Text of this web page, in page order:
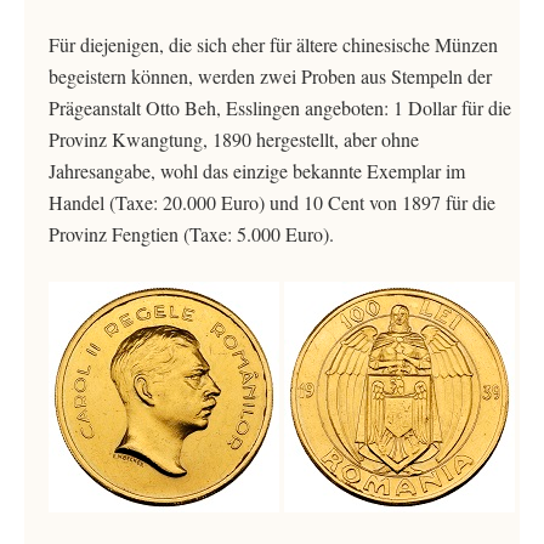
Für diejenigen, die sich eher für ältere chinesische Münzen
begeistern können, werden zwei Proben aus Stempeln der
Prägeanstalt Otto Beh, Esslingen angeboten: 1 Dollar für die
Provinz Kwangtung, 1890 hergestellt, aber ohne
Jahresangabe, wohl das einzige bekannte Exemplar im
Handel (Taxe: 20.000 Euro) und 10 Cent von 1897 für die
Provinz Fengtien (Taxe: 5.000 Euro).